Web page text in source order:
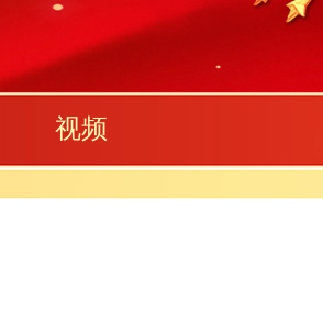
视频